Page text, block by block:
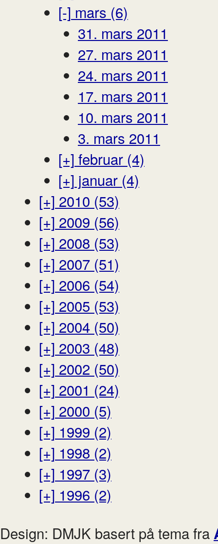
[-] mars (6)
31. mars 2011
27. mars 2011
24. mars 2011
17. mars 2011
10. mars 2011
3. mars 2011
[+] februar (4)
[+] januar (4)
[+] 2010 (53)
[+] 2009 (56)
[+] 2008 (53)
[+] 2007 (51)
[+] 2006 (54)
[+] 2005 (53)
[+] 2004 (50)
[+] 2003 (48)
[+] 2002 (50)
[+] 2001 (24)
[+] 2000 (5)
[+] 1999 (2)
[+] 1998 (2)
[+] 1997 (3)
[+] 1996 (2)
Design: DMJK basert på tema fra